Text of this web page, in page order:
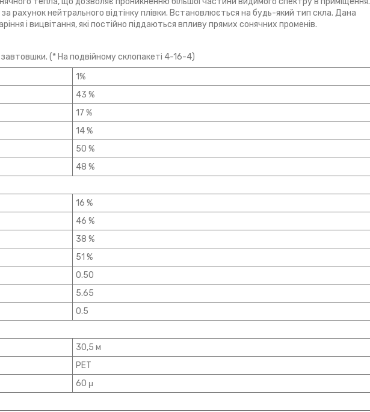
рахунок нейтрального відтінку плівки. Встановлюється на будь-який тип скла. Дана
і вицвітання, які постійно піддаються впливу прямих сонячних променів.
(* На подвійному склопакеті 4-16-4)
1%
43 %
17 %
14 %
50 %
48 %
16 %
46 %
38 %
51 %
0.50
5.65
0.5
30,5 м
PET
60 μ